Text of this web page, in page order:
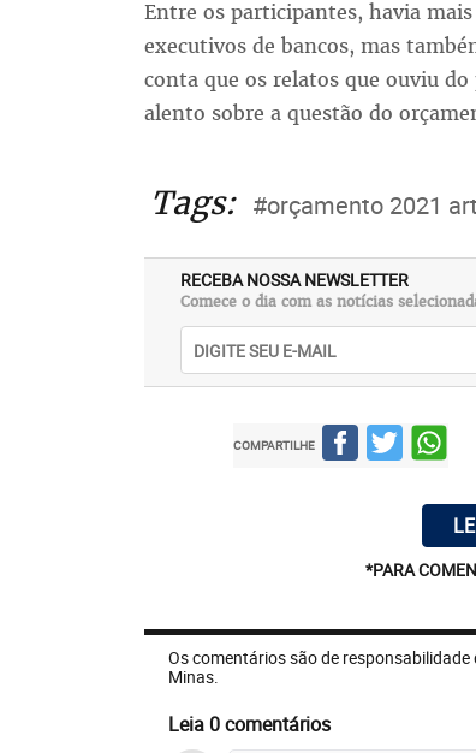
Entre os participantes, havia
executivos de bancos, mas
conta que os relatos que ouviu
alento sobre a questão do
Tags: #orçamento 2021
RECEBA NOSSA NEWSLETTER
Comece o dia com as notícias
COMPARTILHE
*PARA
Os comentários são de
Minas.
Leia 0 comentários